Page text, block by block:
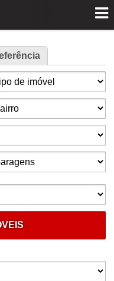
de imóvel: